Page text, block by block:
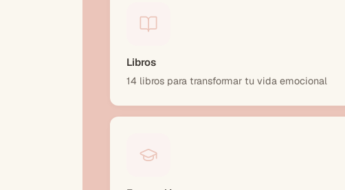
Libros
14 libros para transformar tu vida emocional